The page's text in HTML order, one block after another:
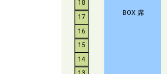
BOX 席
14
15
16
17
18